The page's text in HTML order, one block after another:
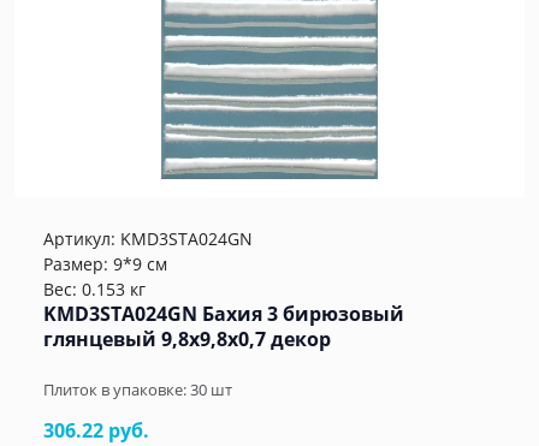
Артикул: KMD3STA024GN
Размер: 9*9 см
Вес: 0.153 кг
KMD3STA024GN Бахия 3 бирюзовый
глянцевый 9,8x9,8x0,7 декор
Плиток в упаковке:30 шт
306.22 руб.